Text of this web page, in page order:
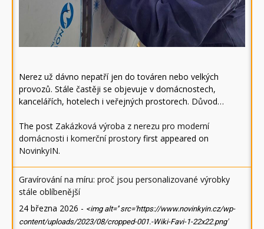
Nerez už dávno nepatří jen do továren nebo velkých
provozů. Stále častěji se objevuje v domácnostech,
kancelářích, hotelech i veřejných prostorech. Důvod…
The post Zakázková výroba z nerezu pro moderní
domácnosti i komerční prostory first appeared on
NovinkyIN.
Gravírování na míru: proč jsou personalizované výrobky
stále oblíbenější
24 března 2026 - <img alt='' src='https://www.novinkyin.cz/wp-
content/uploads/2023/08/cropped-001.-Wiki-Favi-1-22x22.png'